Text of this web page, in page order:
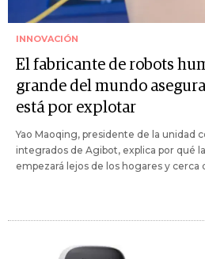
INNOVACIÓN
El fabricante de robots
grande del mundo
está por explotar
Yao Maoqing, presidente de la unidad
integrados de Agibot, explica por qué
empezará lejos de los hogares y